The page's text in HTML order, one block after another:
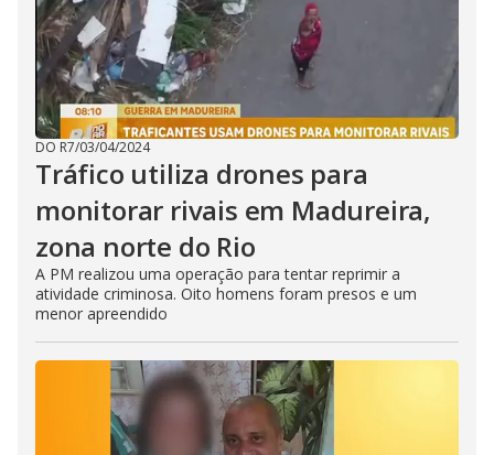
DO R7/03/04/2024
Tráfico utiliza drones para
monitorar rivais em Madureira,
zona norte do Rio
A PM realizou uma operação para tentar reprimir a
atividade criminosa. Oito homens foram presos e um
menor apreendido